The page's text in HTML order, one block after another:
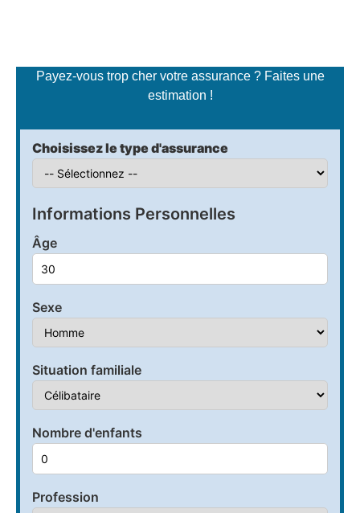
Payez-vous trop cher votre assurance ? Faites une
estimation !
Choisissez le type d'assurance
Informations Personnelles
Âge
Sexe
Situation familiale
Nombre d'enfants
Profession